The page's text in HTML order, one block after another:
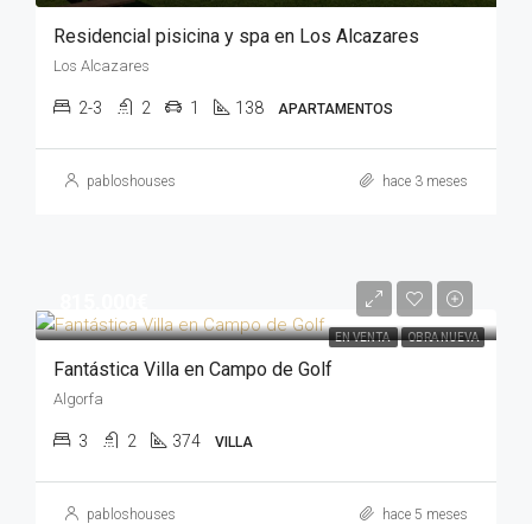
Residencial pisicina y spa en Los Alcazares
Los Alcazares
2-3 2 1 138 APARTAMENTOS
pabloshouses hace 3 meses
EN VENTA OBRA NUEVA
Fantástica Villa en Campo de Golf
Algorfa
3 2 374 VILLA
pabloshouses hace 5 meses